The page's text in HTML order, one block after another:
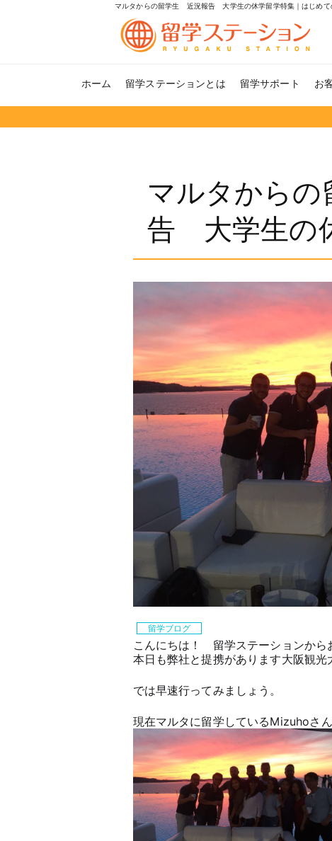
マルタからの留学生 近況報告 大学生の休学留学特集｜はじめて
ホーム 留学ステーションとは 留学サポート お
マルタから
告 大学生の
留学ブログ
こんにちは！ 留学ステーションから
本日も弊社と提携があります大阪観光
では早速行ってみましょう。
現在マルタに留学しているMizuhoさん